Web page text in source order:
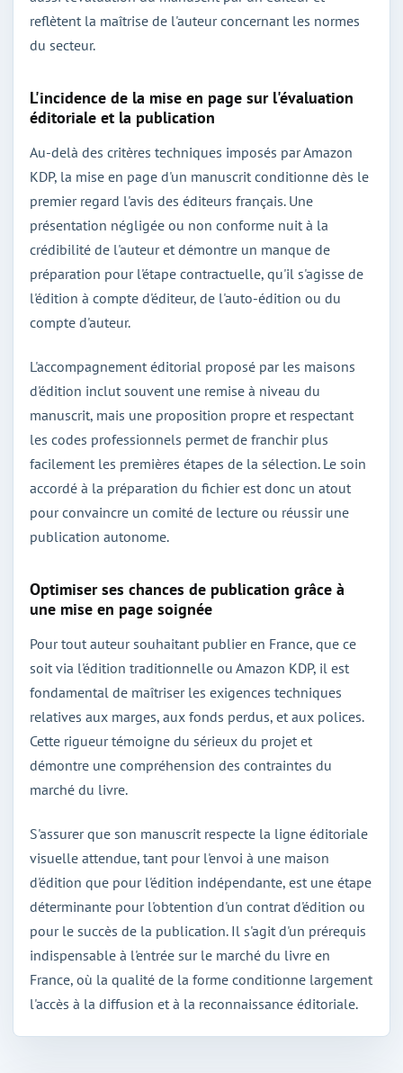
reflètent la maîtrise de l'auteur concernant les normes
du secteur.
L'incidence de la mise en page sur l'évaluation
éditoriale et la publication
Au-delà des critères techniques imposés par Amazon
KDP, la mise en page d'un manuscrit conditionne dès le
premier regard l'avis des éditeurs français. Une
présentation négligée ou non conforme nuit à la
crédibilité de l'auteur et démontre un manque de
préparation pour l'étape contractuelle, qu'il s'agisse de
l'édition à compte d'éditeur, de l'auto-édition ou du
compte d'auteur.
L'accompagnement éditorial proposé par les maisons
d'édition inclut souvent une remise à niveau du
manuscrit, mais une proposition propre et respectant
les codes professionnels permet de franchir plus
facilement les premières étapes de la sélection. Le soin
accordé à la préparation du fichier est donc un atout
pour convaincre un comité de lecture ou réussir une
publication autonome.
Optimiser ses chances de publication grâce à
une mise en page soignée
Pour tout auteur souhaitant publier en France, que ce
soit via l'édition traditionnelle ou Amazon KDP, il est
fondamental de maîtriser les exigences techniques
relatives aux marges, aux fonds perdus, et aux polices.
Cette rigueur témoigne du sérieux du projet et
démontre une compréhension des contraintes du
marché du livre.
S'assurer que son manuscrit respecte la ligne éditoriale
visuelle attendue, tant pour l'envoi à une maison
d'édition que pour l'édition indépendante, est une étape
déterminante pour l'obtention d'un contrat d'édition ou
pour le succès de la publication. Il s'agit d'un prérequis
indispensable à l'entrée sur le marché du livre en
France, où la qualité de la forme conditionne largement
l'accès à la diffusion et à la reconnaissance éditoriale.